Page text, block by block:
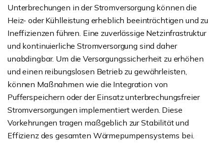
Unterbrechungen in der Stromversorgung können die
Heiz- oder Kühlleistung erheblich beeinträchtigen und zu
Ineffizienzen führen. Eine zuverlässige Netzinfrastruktur
und kontinuierliche Stromversorgung sind daher
unabdingbar. Um die Versorgungssicherheit zu erhöhen
und einen reibungslosen Betrieb zu gewährleisten,
können Maßnahmen wie die Integration von
Pufferspeichern oder der Einsatz unterbrechungsfreier
Stromversorgungen implementiert werden. Diese
Vorkehrungen tragen maßgeblich zur Stabilität und
Effizienz des gesamten Wärmepumpensystems bei.